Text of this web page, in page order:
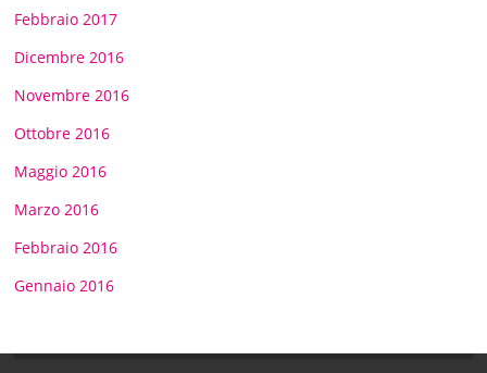
Febbraio 2017
Dicembre 2016
Novembre 2016
Ottobre 2016
Maggio 2016
Marzo 2016
Febbraio 2016
Gennaio 2016